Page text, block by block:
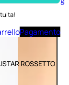
Pagamento
ROSSETTO